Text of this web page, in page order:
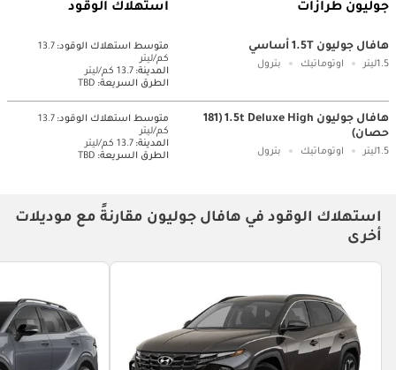
جوليون طرازات استهلاك الوقود
هافال جوليون 1.5T أساسي
1.5ليتر اوتوماتيك بترول
متوسط ​​استهلاك الوقود:13.7
كم/ليتر
المدينة:13.7 كم/ليتر
الطرق السريعة: TBD
هافال جوليون 1.5t Deluxe High (181
حصان)
1.5ليتر اوتوماتيك بترول
متوسط ​​استهلاك الوقود:13.7
كم/ليتر
المدينة:13.7 كم/ليتر
الطرق السريعة: TBD
استهلاك الوقود في هافال جوليون مقارنةً مع موديلات
أخرى